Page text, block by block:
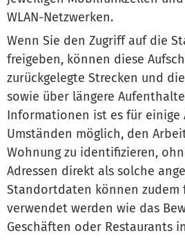
WLAN-Netzwerken.
Wenn Sie den Zugriff auf die
freigeben, können diese
zurückgelegte Strecken und
sowie über längere
Informationen ist es für
Umständen möglich, den
Wohnung zu identifizieren,
Adressen direkt als solche
Standortdaten können zudem
verwendet werden wie das
Geschäften oder Restaurants